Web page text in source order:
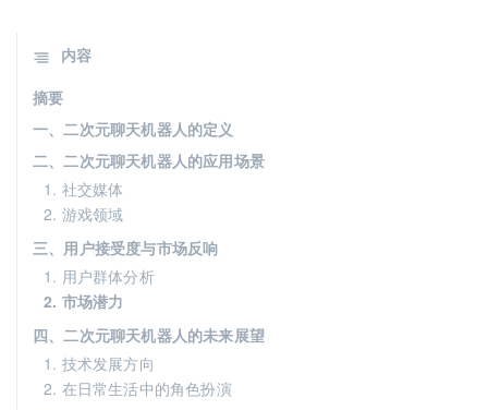
内容
摘要
一、二次元聊天机器人的定义
二、二次元聊天机器人的应用场景
1. 社交媒体
2. 游戏领域
三、用户接受度与市场反响
1. 用户群体分析
2. 市场潜力
四、二次元聊天机器人的未来展望
1. 技术发展方向
2. 在日常生活中的角色扮演